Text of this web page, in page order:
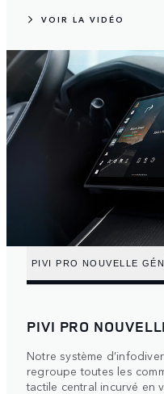
VOIR LA VIDÉO
PIVI PRO NOUVELLE
PIVI PRO
Notre système
regroupe toutes les
tactile central incurvé en